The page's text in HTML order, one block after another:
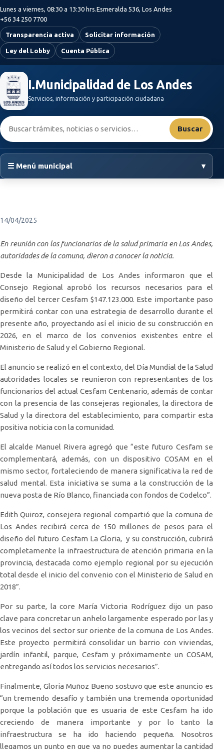
Saltar al contenido principal
Lunes a viernes, 08:30 a 13:30 hrs.Esmeralda 536, Los Andes
+56 34 250 7700
Transparencia activa Solicitar información
Ley del Lobby Cuenta Pública
I.Municipalidad de Los Andes
Servicios, información y participación ciudadana
Buscar:
Buscar
☰ Menú municipal ▾
14/04/2025
En reunión con los funcionarios de la salud primaria en Los Andes,
autoridades de la comuna, dieron a conocer la noticia.
Desde la Municipalidad de Los Andes informaron que el
Consejo Regional aprobó los recursos necesarios para el
diseño del tercer Cesfam $147.123.000. Este importante paso
permitirá contar con una estrategia de desarrollo durante el
presente año, proyectando así el inicio de su construcción en
2026, en el marco de los convenios existentes entre el
Ministerio de Salud y el Gobierno Regional.
El anuncio se realizó en el contexto, del Día Mundial de la Salud
autoridades locales se reunieron con representantes de los
funcionarios del actual Cesfam Centenario, además de contar
con la presencia de las consejeras regionales, la directora de
Salud y la directora del establecimiento, para compartir esta
positiva noticia con la comunidad.
El alcalde Manuel Rivera agregó que “este futuro Cesfam se
complementará, además, con un dispositivo COSAM en el
mismo sector, fortaleciendo de manera significativa la red de
salud mental. Esta iniciativa se suma a la construcción de la
nueva posta de Río Blanco, financiada con fondos de Codelco”.
Edith Quiroz, consejera regional compartió que la comuna de
Los Andes recibirá cerca de 150 millones de pesos para el
diseño del futuro Cesfam La Gloria, y su construcción, cubrirá
completamente la infraestructura de atención primaria en la
provincia, destacada como ejemplo regional por su ejecución
total desde el inicio del convenio con el Ministerio de Salud en
2018”.
Por su parte, la core María Victoria Rodríguez dijo un paso
clave para concretar un anhelo largamente esperado por las y
los vecinos del sector sur oriente de la comuna de Los Andes.
Este proyecto permitirá consolidar un barrio con viviendas,
jardín infantil, parque, Cesfam y próximamente un COSAM,
entregando así todos los servicios necesarios”.
Finalmente, Gloria Muñoz Bueno sostuvo que este anuncio es
“un tremendo desafío y también una tremenda oportunidad
porque la población que es usuaria de este Cesfam ha ido
creciendo de manera importante y por lo tanto la
infraestructura se ha ido haciendo pequeña. Nosotros
llegamos un punto en que ya no puedes aumentar la cantidad